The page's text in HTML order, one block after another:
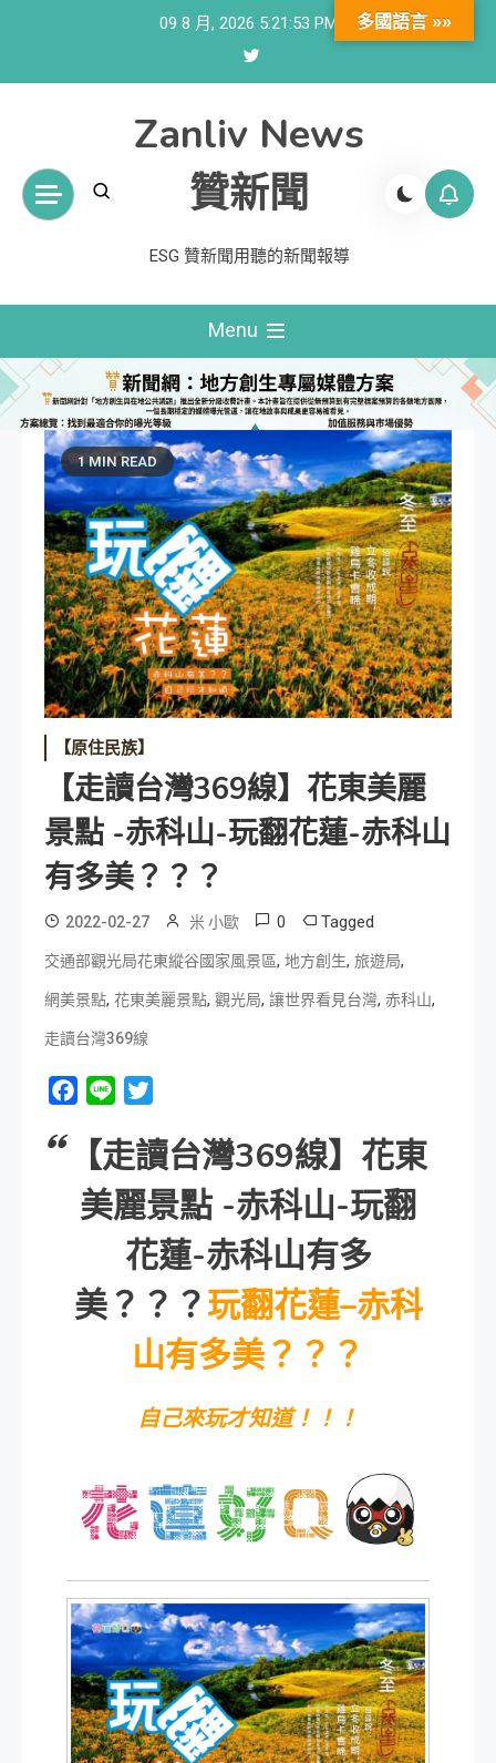
09 8 月, 2026 5:21:55 PM
Zanliv News
贊新聞
ESG 贊新聞用聽的新聞報導
Menu
1 MIN READ
【原住民族】
【走讀台灣369線】花東美麗
景點 -赤科山-玩翻花蓮-赤科山
有多美？？？
2022-02-27 米 小歐 0 Tagged
交通部觀光局花東縱谷國家風景區, 地方創生, 旅遊局,
網美景點, 花東美麗景點, 觀光局, 讓世界看見台灣, 赤科山,
走讀台灣369線
Facebook
Line
【走讀台灣369線】花東
美麗景點 -赤科山-玩翻
花蓮-赤科山有多
美？？？玩翻花蓮–赤科
山有多美？？？
自己來玩才知道！！！
多國語言 »»